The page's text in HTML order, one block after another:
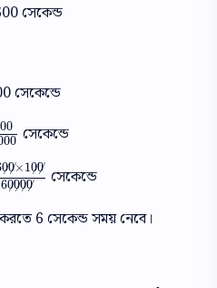
সেকেন্ড
সেকেন্ডে
60000
সেকেন্ডে
/
0/
0×1/
0/
0
6/
0/
0/
0/
0
⧸0⧸0×1 ⧸0⧸06⧸0⧸
সেকেন্ডে
6 সেকেন্ড সময় নেবে।